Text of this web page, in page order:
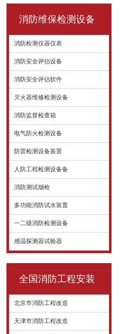
消防维保检测设备
消防检测仪器仪表
消防安全评估设备
消防安全评估软件
灭火器维修检测设备
消防监督检查箱
电气防火检测设备
防雷检测设备装置
人防工程检测设备备
消防测试烟枪
多功能消防试水装置
一二级消防检测设备
感温探测器试验器
全国消防工程安装
北京市消防工程改造
天津市消防工程改造